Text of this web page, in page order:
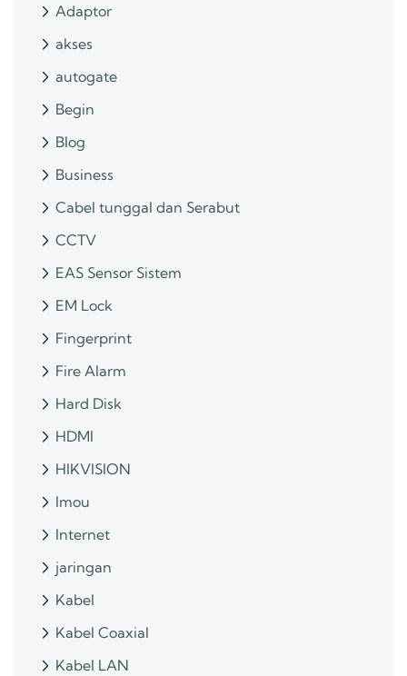
Adaptor
akses
autogate
Begin
Blog
Business
Cabel tunggal dan Serabut
CCTV
EAS Sensor Sistem
EM Lock
Fingerprint
Fire Alarm
Hard Disk
HDMI
HIKVISION
Imou
Internet
jaringan
Kabel
Kabel Coaxial
Kabel LAN